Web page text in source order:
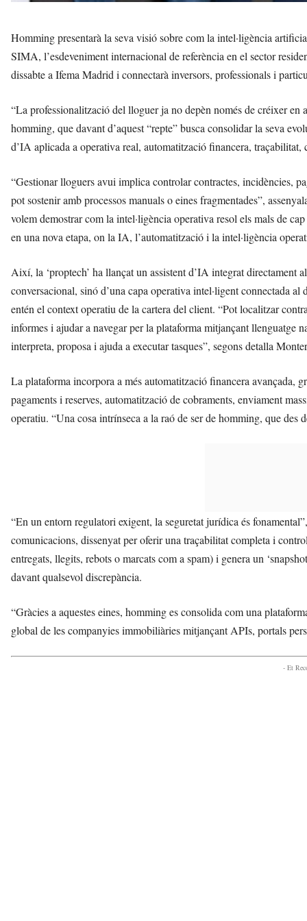
Homming presentarà la seva visió sobre com la intel·ligència
SIMA, l’esdeveniment internacional de referència en el sector
dissabte a Ifema Madrid i connectarà inversors, professionals i
“La professionalització del lloguer ja no depèn només de créixer
homming, que davant d’aquest “repte” busca consolidar la seva
d’IA aplicada a operativa real, automatització financera,
“Gestionar lloguers avui implica controlar contractes, incidències,
pot sostenir amb processos manuals o eines fragmentades”,
volem demostrar com la intel·ligència operativa resol els mals de
en una nova etapa, on la IA, l’automatització i la intel·ligència
Així, la ‘proptech’ ha llançat un assistent d’IA integrat directament
conversacional, sinó d’una capa operativa intel·ligent connectada
entén el context operatiu de la cartera del client. “Pot localitzar
informes i ajudar a navegar per la plataforma mitjançant
interpreta, proposa i ajuda a executar tasques”, segons detalla
La plataforma incorpora a més automatització financera avançada,
pagaments i reserves, automatització de cobraments, enviament
operatiu. “Una cosa intrínseca a la raó de ser de homming, que
“En un entorn regulatori exigent, la seguretat jurídica és
comunicacions, dissenyat per oferir una traçabilitat completa i
entregats, llegits, rebots o marcats com a spam) i genera un
davant qualsevol discrepància.
“Gràcies a aquestes eines, homming es consolida com una
global de les companyies immobiliàries mitjançant APIs, portals
- Et